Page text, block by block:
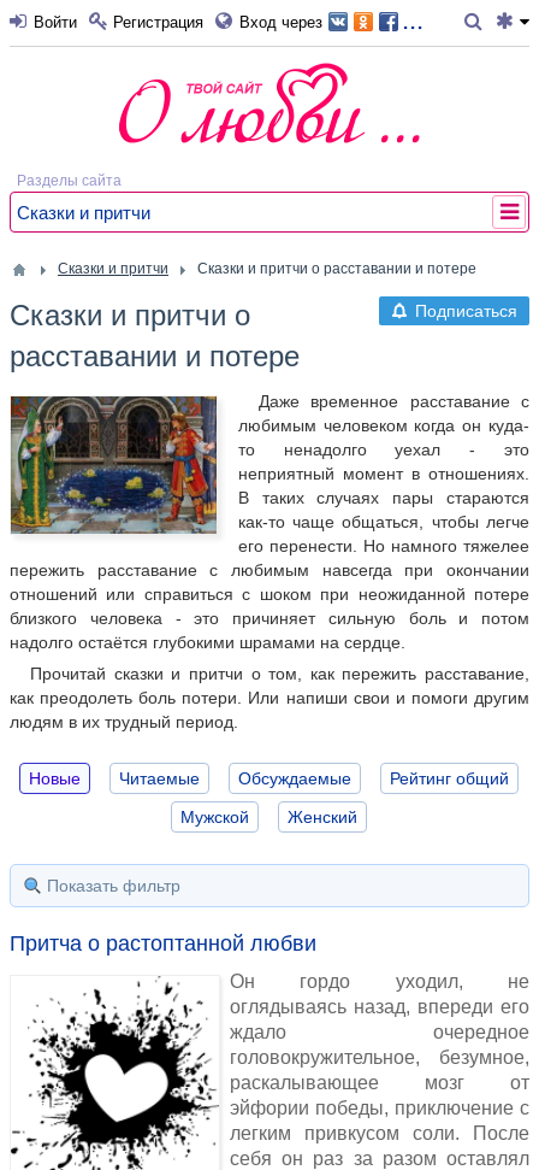
Войти Регистрация Вход через ...
Разделы сайта
Сказки и притчи
Сказки и притчи Сказки и притчи о расставании и потере
Подписаться
Сказки и притчи о
расставании и потере
Даже временное расставание с
любимым человеком когда он куда-
то ненадолго уехал - это
неприятный момент в отношениях.
В таких случаях пары стараются
как-то чаще общаться, чтобы легче
его перенести. Но намного тяжелее
пережить расставание с любимым навсегда при окончании
отношений или справиться с шоком при неожиданной потере
близкого человека - это причиняет сильную боль и потом
надолго остаётся глубокими шрамами на сердце.
Прочитай сказки и притчи о том, как пережить расставание,
как преодолеть боль потери. Или напиши свои и помоги другим
людям в их трудный период.
Новые Читаемые Обсуждаемые
Рейтинг общий
Мужской
Женский
Показать фильтр
Притча о растоптанной любви
Он гордо уходил, не
оглядываясь назад, впереди его
ждало очередное
головокружительное, безумное,
раскалывающее мозг от
эйфории победы, приключение с
легким привкусом соли. После
себя он раз за разом оставлял